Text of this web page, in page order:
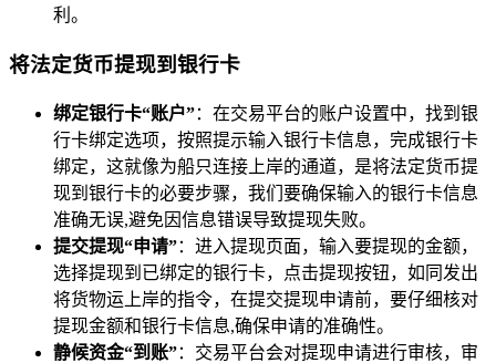
利。
将法定货币提现到银行卡
绑定银行卡“账户”：在交易平台的账户设置中，找到银
行卡绑定选项，按照提示输入银行卡信息，完成银行卡
绑定，这就像为船只连接上岸的通道，是将法定货币提
现到银行卡的必要步骤，我们要确保输入的银行卡信息
准确无误,避免因信息错误导致提现失败。
提交提现“申请”：进入提现页面，输入要提现的金额，
选择提现到已绑定的银行卡，点击提现按钮，如同发出
将货物运上岸的指令，在提交提现申请前，要仔细核对
提现金额和银行卡信息,确保申请的准确性。
静候资金“到账”：交易平台会对提现申请进行审核，审